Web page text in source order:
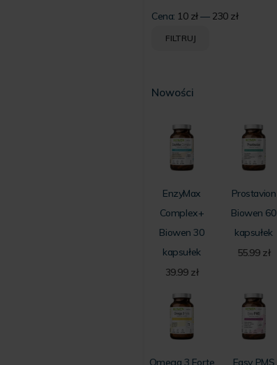
Cena
CenaFILTRUJ
Cena: 10 zł— 230 zł
Nowości
EnzyMax
Complex+
Biowen 30
kapsułek
39.99 zł
Prostavion
Biowen 60
kapsułek
55.99 zł
Omega 3 Forte
Easy PMS